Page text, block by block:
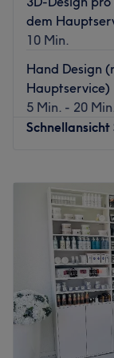
Durch
besten
Atmosphäre:
Expertise:
Produkte und
Extras: Es
dem
10 Min.
Hand Design
Hauptservice)
5 Min. - 20 Min.
Schnellansicht
Dienstag
Mittwoch
Donnerstag
Freitag
Samstag
Sonntag
Wenn du auf
Maniküre,